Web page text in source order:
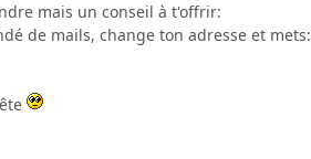
mais un conseil à t'offrir:
de mails, change ton adresse et mets: